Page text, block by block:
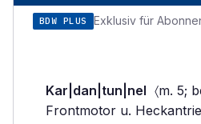
BDW PLUS Exklusiv für
Kar|dan|tun|nel 〈m. 5;
Frontmotor u.